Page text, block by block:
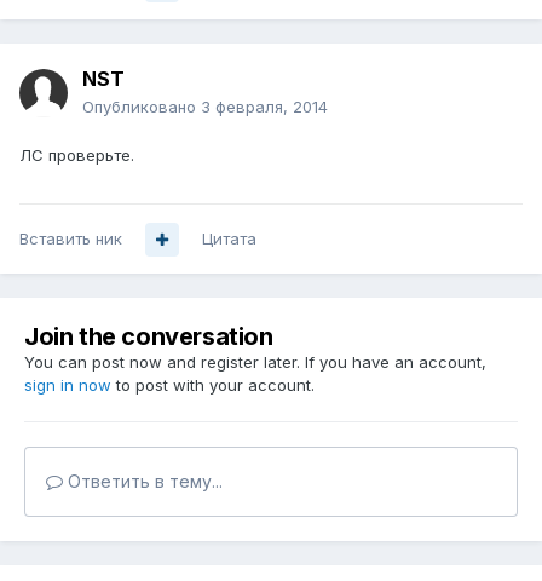
NST
Опубликовано 3 февраля, 2014
ЛС проверьте.
Вставить ник Цитата
Join the conversation
You can post now and register later. If you have an account,
sign in now to post with your account.
Ответить в тему...